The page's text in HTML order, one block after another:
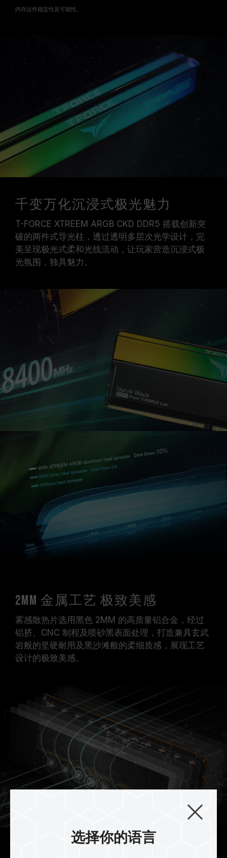
内存运作稳定性及可能性。
千变万化沉浸式极光魅力
T-FORCE XTREEM ARGB CKD DDR5 搭载创新突
破的两件式导光柱，透过透明多层次光学设计，完
美呈现极光式柔和光线流动，让玩家营造沉浸式极
光氛围，独具魅力。
2mm 金属工艺 极致美感
雾感散热片选用黑色 2MM 的高质量铝合金，经过
铝挤、CNC 制程及喷砂黑表面处理，打造兼具玄武
岩般的坚硬耐用及黑沙滩般的柔细质感，展现工艺
设计的极致美感。
选择你的语言